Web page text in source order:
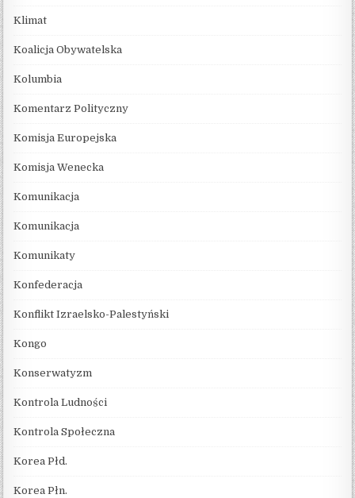
Klimat
Koalicja Obywatelska
Kolumbia
Komentarz Polityczny
Komisja Europejska
Komisja Wenecka
Komunikacja
Komunikacja
Komunikaty
Konfederacja
Konflikt Izraelsko-Palestyński
Kongo
Konserwatyzm
Kontrola Ludności
Kontrola Społeczna
Korea Płd.
Korea Płn.